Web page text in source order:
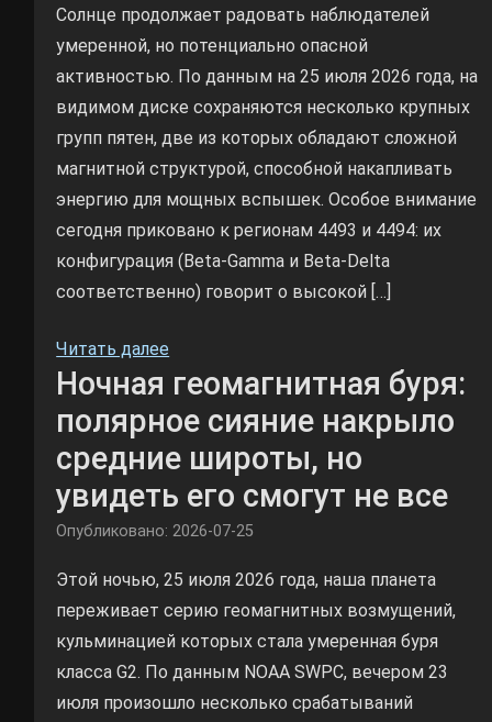
Солнце продолжает радовать наблюдателей
умеренной, но потенциально опасной
активностью. По данным на 25 июля 2026 года, на
видимом диске сохраняются несколько крупных
групп пятен, две из которых обладают сложной
магнитной структурой, способной накапливать
энергию для мощных вспышек. Особое внимание
сегодня приковано к регионам 4493 и 4494: их
конфигурация (Beta-Gamma и Beta-Delta
соответственно) говорит о высокой […]
Читать далее
Ночная геомагнитная буря:
полярное сияние накрыло
средние широты, но
увидеть его смогут не все
Опубликовано: 2026-07-25
Этой ночью, 25 июля 2026 года, наша планета
переживает серию геомагнитных возмущений,
кульминацией которых стала умеренная буря
класса G2. По данным NOAA SWPC, вечером 23
июля произошло несколько срабатываний